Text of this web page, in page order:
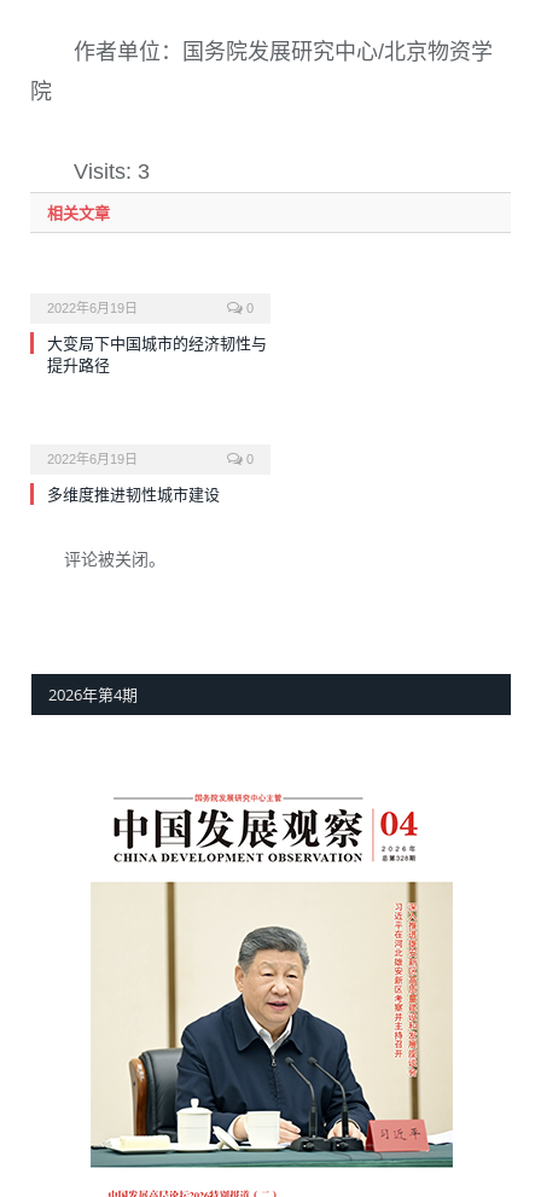
作者单位：国务院发展研究中心/北京物资学
院
Visits: 3
相关文章
2022年6月19日 0
大变局下中国城市的经济韧性与
提升路径
2022年6月19日 0
多维度推进韧性城市建设
评论被关闭。
2026年第4期